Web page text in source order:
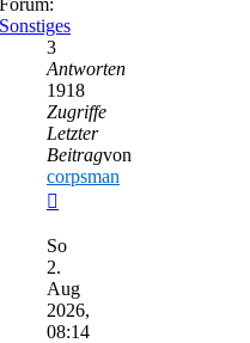
Forum:
Sonstiges
3
Antworten
1918
Zugriffe
Letzter
Beitragvon
corpsman
Beitrag
So
2.
Aug
2026,
08:14